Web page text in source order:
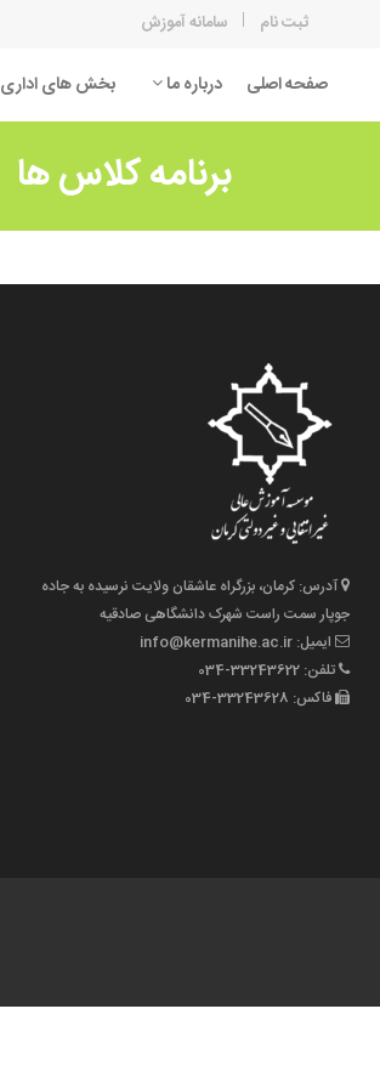
سامانه آموزش ثبت نام
صفحه اصلی درباره ما بخش های اداری
برق
برنامه کلاس ها
آدرس: کرمان، بزرگراه عاشقان ولایت نرسیده به جاده
جوپار سمت راست شهرک دانشگاهی صادقیه
ایمیل: info@kermanihe.ac.ir
تلفن: 33243622-034
فاکس: 33243628-034